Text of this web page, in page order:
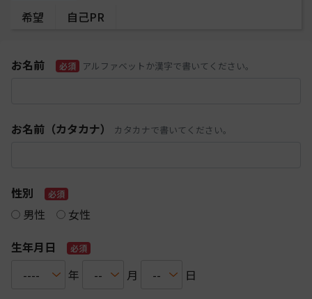
希望
自己PR
お名前 必須 アルファベットか漢字で書いてください。
お名前（カタカナ） カタカナで書いてください。
性別 必須
男性
女性
生年月日
必須
年 月 日